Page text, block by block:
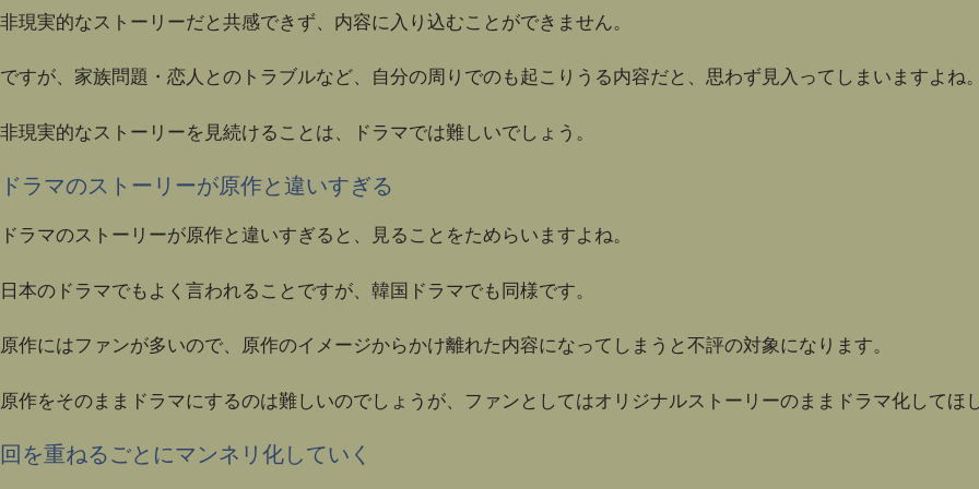
非現実的なストーリーだと共感できず、内容に入り込むことができません。
ですが、家族問題・恋人とのトラブルなど、自分の周りでのも起こりうる内容だと、思わず見入ってしまいますよね。
非現実的なストーリーを見続けることは、ドラマでは難しいでしょう。
ドラマのストーリーが原作と違いすぎる
ドラマのストーリーが原作と違いすぎると、見ることをためらいますよね。
日本のドラマでもよく言われることですが、韓国ドラマでも同様です。
原作にはファンが多いので、原作のイメージからかけ離れた内容になってしまうと不評の対象になります。
原作をそのままドラマにするのは難しいのでしょうが、ファンとしてはオリジナルストーリーのままドラマ化してほ
回を重ねるごとにマンネリ化していく